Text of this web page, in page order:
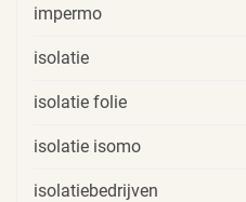
impermo
isolatie
isolatie folie
isolatie isomo
isolatiebedrijven